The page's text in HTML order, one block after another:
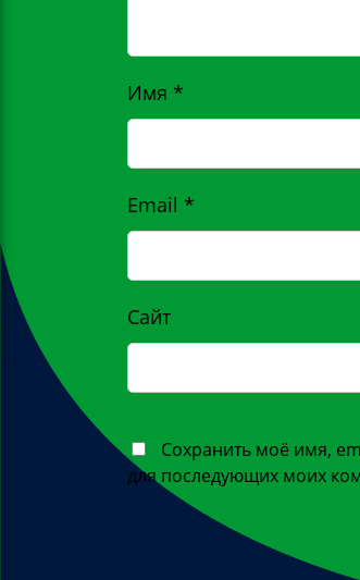
Имя *
Email *
Сайт
Сохранить моё имя,
для последующих моих